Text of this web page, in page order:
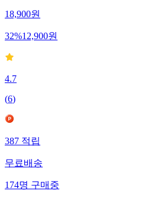
18,900원
32%12,900원
4.7
(6)
387적립
무료배송
174명구매중